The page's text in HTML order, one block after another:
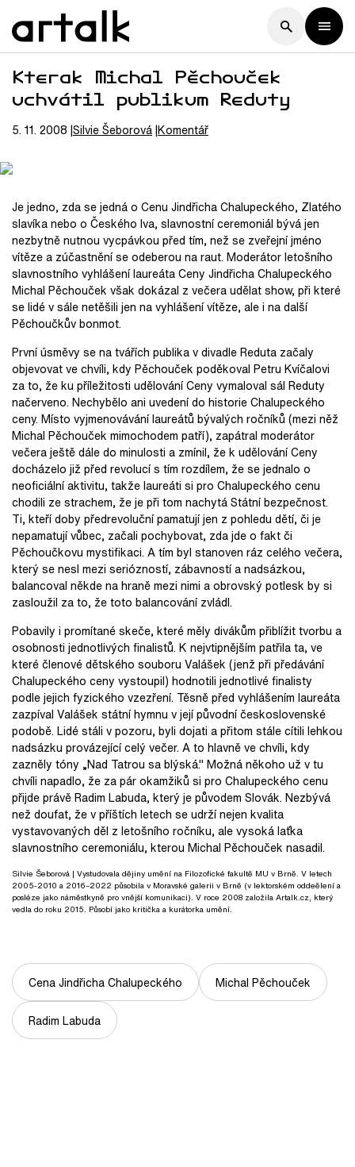
Kterak Michal Pěchouček
uchvátil publikum Reduty
5. 11. 2008 SilvieŠeborová Komentář
Je jedno, zda se jedná o Cenu Jindřicha Chalupeckého, Zlatého
slavíka nebo o Českého lva, slavnostní ceremoniál bývá jen
nezbytně nutnou vycpávkou před tím, než se zveřejní jméno
vítěze a zúčastnění se odeberou na raut. Moderátor letošního
slavnostního vyhlášení laureáta Ceny Jindřicha Chalupeckého
Michal Pěchouček však dokázal z večera udělat show, při které
se lidé v sále netěšili jen na vyhlášení vítěze, ale i na další
Pěchoučkův bonmot.
První úsměvy se na tvářích publika v divadle Reduta začaly
objevovat ve chvíli, kdy Pěchouček poděkoval Petru Kvíčalovi
za to, že ku příležitosti udělování Ceny vymaloval sál Reduty
načerveno. Nechybělo ani uvedení do historie Chalupeckého
ceny. Místo vyjmenovávání laureátů bývalých ročníků (mezi něž
Michal Pěchouček mimochodem patří), zapátral moderátor
večera ještě dále do minulosti a zmínil, že k udělování Ceny
docházelo již před revolucí s tím rozdílem, že se jednalo o
neoficiální aktivitu, takže laureáti si pro Chalupeckého cenu
chodili ze strachem, že je při tom nachytá Státní bezpečnost.
Ti, kteří doby předrevoluční pamatují jen z pohledu dětí, či je
nepamatují vůbec, začali pochybovat, zda jde o fakt či
Pěchoučkovu mystifikaci. A tím byl stanoven ráz celého večera,
který se nesl mezi seriózností, zábavností a nadsázkou,
balancoval někde na hraně mezi nimi a obrovský potlesk by si
zasloužil za to, že toto balancování zvládl.
Pobavily i promítané skeče, které měly divákům přiblížit tvorbu a
osobnosti jednotlivých finalistů. K nejvtipnějším patřila ta, ve
které členové dětského souboru Valášek (jenž při předávání
Chalupeckého ceny vystoupil) hodnotili jednotlivé finalisty
podle jejich fyzického vzezření. Těsně před vyhlášením laureáta
zazpíval Valášek státní hymnu v její původní československé
podobě. Lidé stáli v pozoru, byli dojati a přitom stále cítili lehkou
nadsázku provázející celý večer. A to hlavně ve chvíli, kdy
zazněly tóny „Nad Tatrou sa blýská." Možná někoho už v tu
chvíli napadlo, že za pár okamžiků si pro Chalupeckého cenu
přijde právě Radim Labuda, který je původem Slovák. Nezbývá
než doufat, že v příštích letech se udrží nejen kvalita
vystavovaných děl z letošního ročníku, ale vysoká laťka
slavnostního ceremoniálu, kterou Michal Pěchouček nasadil.
Silvie Šeborová | Vystudovala dějiny umění na Filozofické fakultě MU v Brně. V letech
2005-2010 a 2016–2022 působila v Moravské galerii v Brně (v lektorském oddeělení a
posléze jako náměstkyně pro vnější komunikaci). V roce 2008 založila Artalk.cz, který
vedla do roku 2015. Působí jako kritička a kurátorka umění.
Cena Jindřicha Chalupeckého Michal Pěchouček
Radim Labuda